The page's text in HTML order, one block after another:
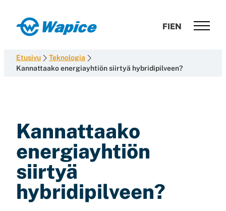
suoraan
sisältöön
Wapice
development
with
FIEN
Etusivu
Teknologia
Kannattaako energiayhtiön siirtyä hybridipilveen?
Kannattaako
energiayhtiön
siirtyä
hybridipilveen?